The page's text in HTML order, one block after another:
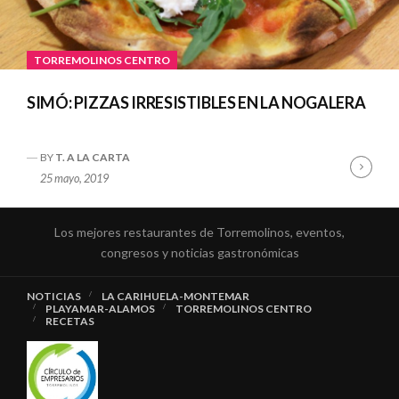
TORREMOLINOS CENTRO
SIMÓ: PIZZAS IRRESISTIBLES EN LA NOGALERA
BY T. A LA CARTA
25 mayo, 2019
Los mejores restaurantes de Torremolinos, eventos,
congresos y noticias gastronómicas
NOTICIAS
LA CARIHUELA-MONTEMAR
PLAYAMAR-ALAMOS
TORREMOLINOS CENTRO
RECETAS